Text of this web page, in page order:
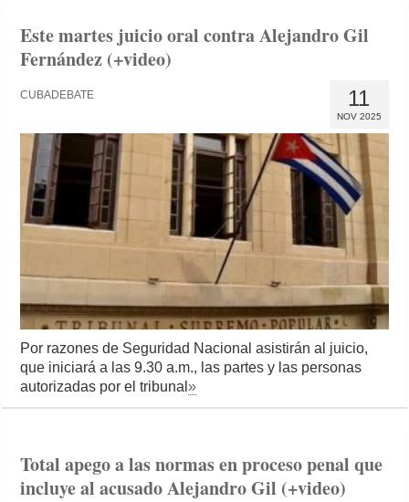
Este martes juicio oral contra Alejandro Gil
Fernández (+video)
11
NOV 2025
CUBADEBATE
Por razones de Seguridad Nacional asistirán al juicio,
que iniciará a las 9.30 a.m., las partes y las personas
autorizadas por el tribunal»
Total apego a las normas en proceso penal que
incluye al acusado Alejandro Gil (+video)